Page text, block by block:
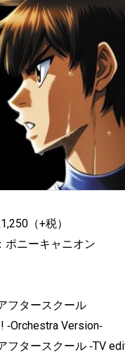
（+税）
ポニーキャニオン
フタースクール
‐Orchestra Version‐
フタースクール ‐TV